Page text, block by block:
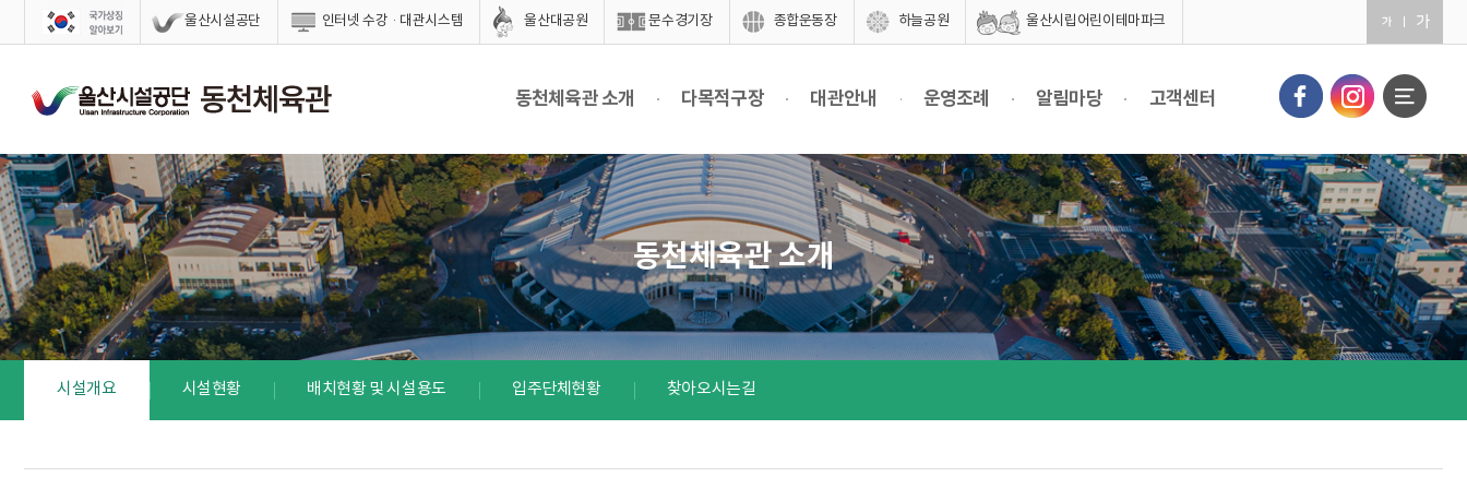
스킵네비게이션 울산시설공단 인터넷 수강·대관시스템 울산대공원 문수경기장 종합운동장 하늘공원 울산시립어린이테마파크
동천체육관 소개 다목적구장 대관안내 운영조례 알림마당 고객센터
동천체육관 소개
시설개요 시설현황 배치현황 및 시설용도 입주단체현황 찾아오시는길